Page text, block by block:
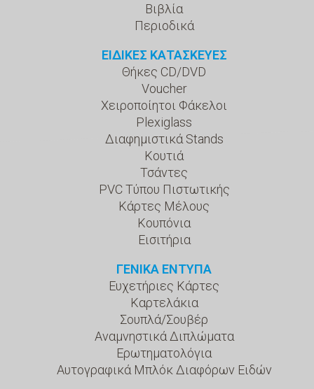
Βιβλία
Περιοδικά
ΕΙΔΙΚΕΣ ΚΑΤΑΣΚΕΥΕΣ
Θήκες CD/DVD
Voucher
Χειροποίητοι Φάκελοι
Plexiglass
Διαφημιστικά Stands
Κουτιά
Τσάντες
PVC Τύπου Πιστωτικής
Κάρτες Μέλους
Κουπόνια
Εισιτήρια
ΓΕΝΙΚΑ ΕΝΤΥΠΑ
Ευχετήριες Κάρτες
Καρτελάκια
Σουπλά/Σουβέρ
Αναμνηστικά Διπλώματα
Ερωτηματολόγια
Αυτογραφικά Μπλόκ Διαφόρων Ειδών